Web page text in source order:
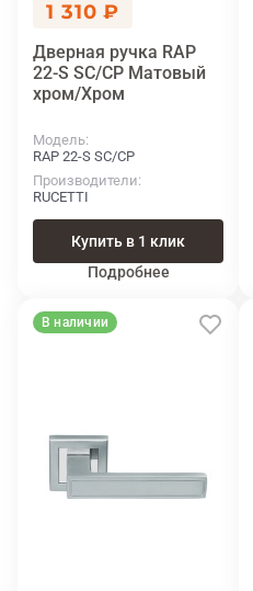
1 310 ₽
Дверная ручка RAP
22-S SC/CP Матовый
хром/Хром
Модель
RAP 22-S SC/CP
Производители
RUCETTI
Купить в 1 клик
Подробнее
В наличии